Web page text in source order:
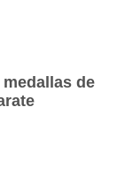
de